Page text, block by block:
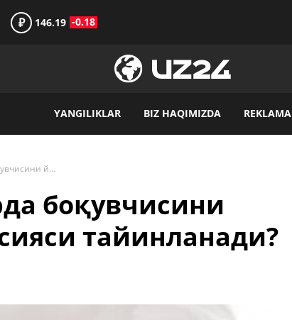
₽ 146.19 -0.18
YANGILIKLAR BIZ HAQIMIZDA REKLAMA
Қандай ҳолатларда боқувчисини йўқотганлик пенсияси тайинланади?
боқувчисини
тайинланади?